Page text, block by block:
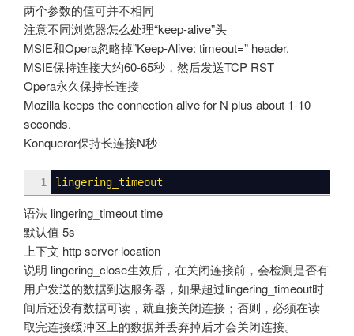
两个参数的值可并不相同
注意不同浏览器怎么处理“keep-alive”头
MSIE和Opera忽略掉”Keep-Alive: timeout=” header.
MSIE保持连接大约60-65秒，然后发送TCP RST
Opera永久保持长连接
Mozilla keeps the connection alive for N plus about 1-10
seconds.
Konqueror保持长连接N秒
1 lingering_timeout
语法 lingering_timeout time
默认值 5s
上下文 http server location
说明 lingering_close生效后，在关闭连接前，会检测是否有
用户发送的数据到达服务器，如果超过lingering_timeout时
间后还没有数据可读，就直接关闭连接；否则，必须在读
取完连接缓冲区上的数据并丢弃掉后才会关闭连接。